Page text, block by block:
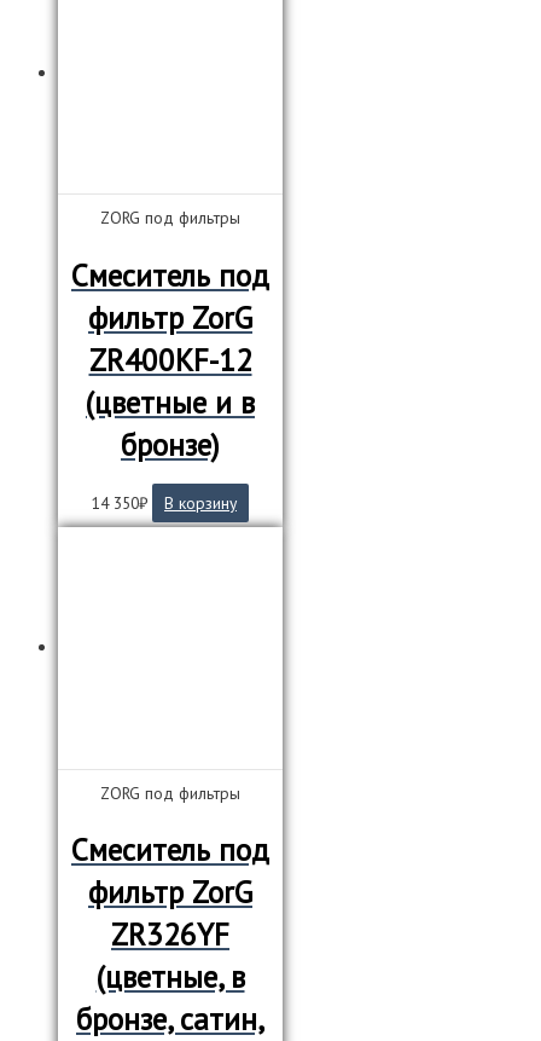
ZORG под фильтры
Смеситель под
фильтр ZorG
ZR400KF-12
(цветные и в
бронзе)
14 350₽ В корзину
ZORG под фильтры
Смеситель под
фильтр ZorG
ZR326YF
(цветные, в
бронзе, сатин,